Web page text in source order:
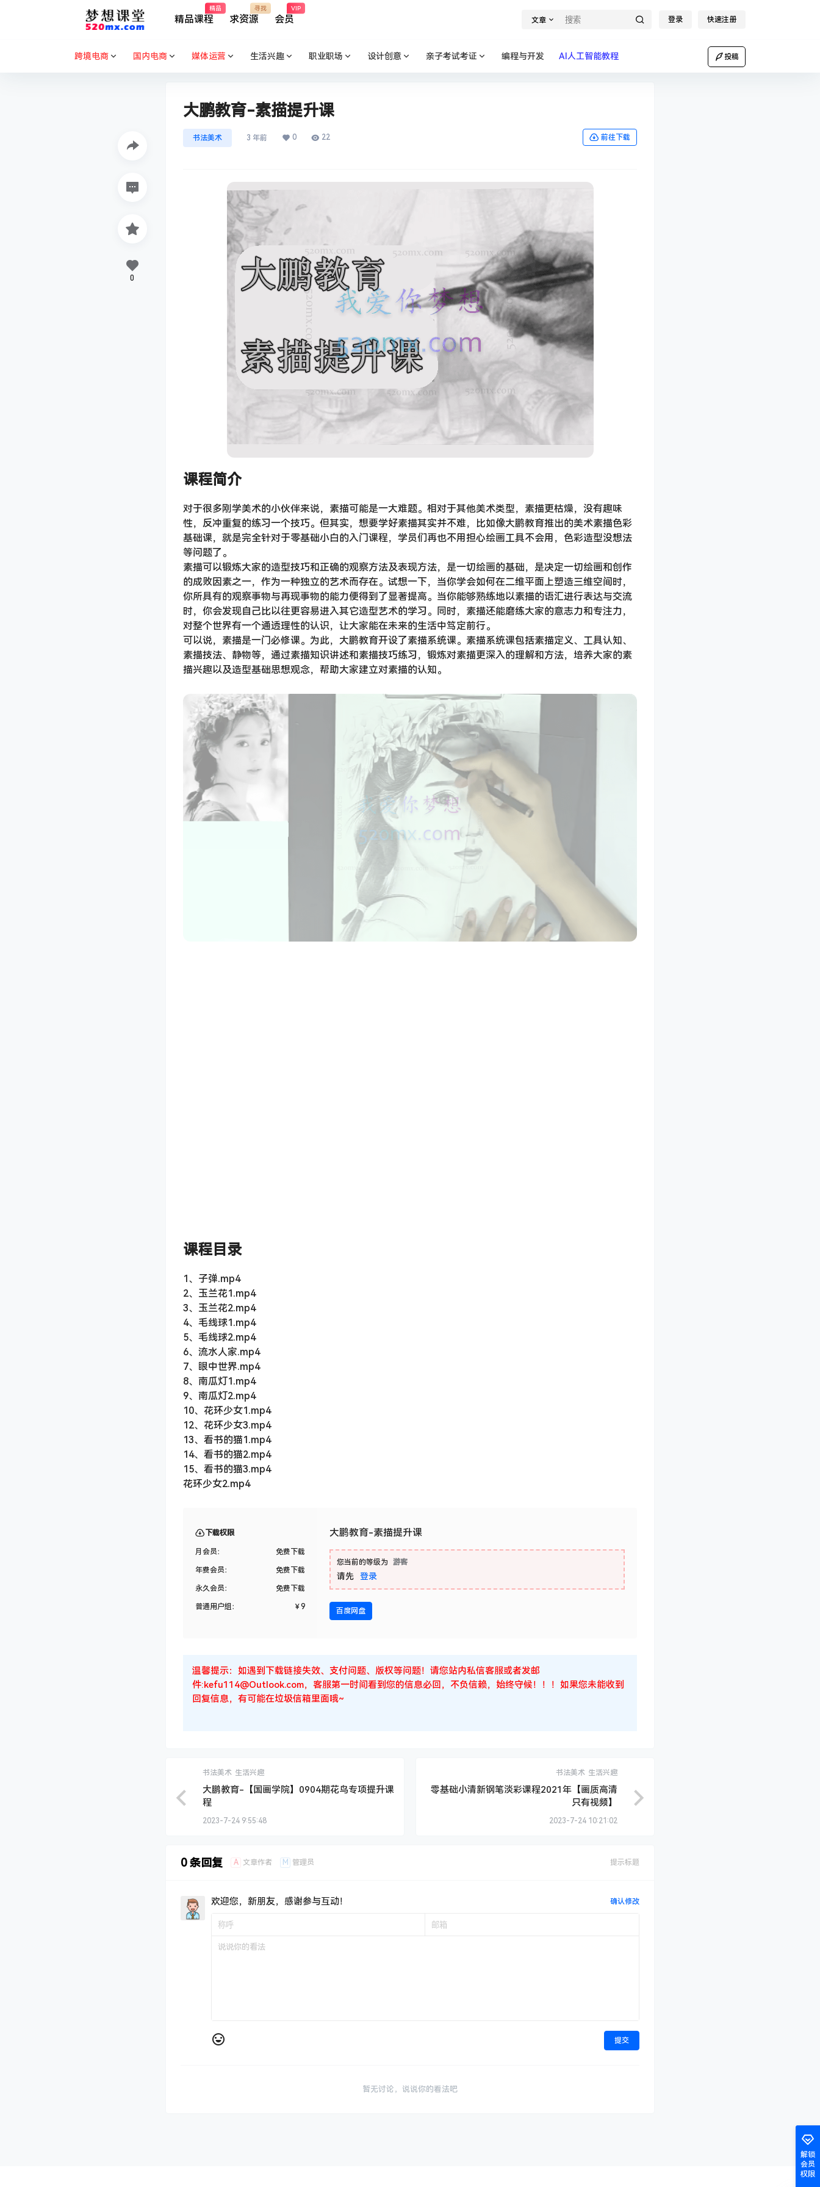
精品课程
精品
求资源
寻找
会员
VIP
文章 登录 快速注册
跨境电商 国内电商 媒体运营 生活兴趣 职业职场 设计创意 亲子考试考证 编程与开发 AI人工智能教程 投稿
大鹏教育-素描提升课
书法美术 3 年前 0 22 前往下载
课程简介
对于很多刚学美术的小伙伴来说，素描可能是一大难题。相对于其他美术类型，素描更枯燥，没有趣味
性，反冲重复的练习一个技巧。但其实，想要学好素描其实并不难，比如像大鹏教育推出的美术素描色彩
基础课，就是完全针对于零基础小白的入门课程，学员们再也不用担心绘画工具不会用，色彩造型没想法
等问题了。
素描可以锻炼大家的造型技巧和正确的观察方法及表现方法，是一切绘画的基础，是决定一切绘画和创作
的成败因素之一，作为一种独立的艺术而存在。试想一下，当你学会如何在二维平面上塑造三维空间时，
你所具有的观察事物与再现事物的能力便得到了显著提高。当你能够熟练地以素描的语汇进行表达与交流
时，你会发现自己比以往更容易进入其它造型艺术的学习。同时，素描还能磨练大家的意志力和专注力，
对整个世界有一个通透理性的认识，让大家能在未来的生活中笃定前行。
可以说，素描是一门必修课。为此，大鹏教育开设了素描系统课。素描系统课包括素描定义、工具认知、
素描技法、静物等，通过素描知识讲述和素描技巧练习，锻炼对素描更深入的理解和方法，培养大家的素
描兴趣以及造型基础思想观念，帮助大家建立对素描的认知。
2、玉兰花1.mp4
3、玉兰花2.mp4
4、毛线球1.mp4
5、毛线球2.mp4
6、流水人家.mp4
7、眼中世界.mp4
8、南瓜灯1.mp4
9、南瓜灯2.mp4
10、花环少女1.mp4
12、花环少女3.mp4
13、看书的猫1.mp4
14、看书的猫2.mp4
15、看书的猫3.mp4
花环少女2.mp4
月会员：
年费会员： 免费下载
永久会员： 免费下载
普通用户组： ￥9
请先 登录
件:kefu114@Outlook.com，客服第一时间看到您的信息必回，不负信赖，始终守候！！！如果您未能收到
回复信息，有可能在垃圾信箱里面哦~
0
大鹏教育-【国画学院】0904期花鸟专项提升课
程
2023-7-24 9:55:48
零基础小清新钢笔淡彩课程2021年【画质高清
只有视频】
2023-7-24 10:21:02
解锁
会员
权限